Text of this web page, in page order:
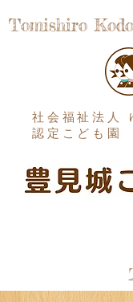
Tomishiro
社会福祉法人
認定こども園